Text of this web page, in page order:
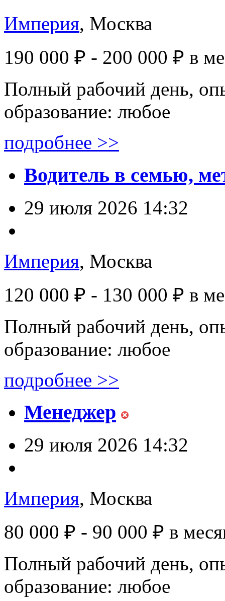
Империя, Москва
190 000 ₽ - 200 000 ₽ в
Полный рабочий день,
образование: любое
подробнее >>
Водитель в семью,
29 июля 2026 14:32
Империя, Москва
120 000 ₽ - 130 000 ₽ в
Полный рабочий день,
образование: любое
подробнее >>
Менеджер
29 июля 2026 14:32
Империя, Москва
80 000 ₽ - 90 000 ₽ в
Полный рабочий день,
образование: любое